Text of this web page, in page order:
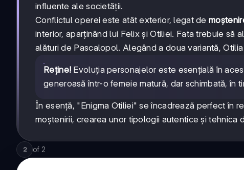
influente ale societății.
Conflictul operei este atât exterior, legat de
interior, aparținând lui Felix și Otiliei. Fata trebuie să
alături de Pascalopol. Alegând a doua variantă,
Reține! Evoluția personajelor este esențială în
generoasă într-o femeie matură, dar schimbată, în
În esență, "Enigma Otiliei" se încadrează perfect în
moștenirii, crearea unor tipologii autentice și tehnica
2 of 2